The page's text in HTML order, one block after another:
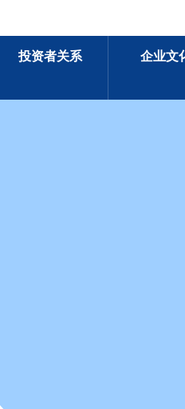
投资者关系 企业文